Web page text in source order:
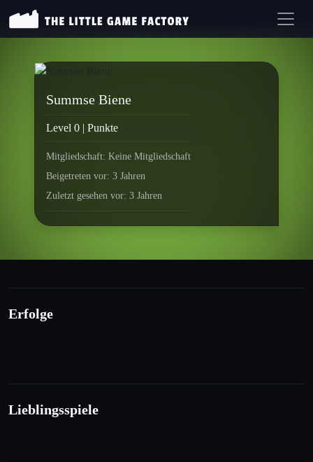
Summse Biene
Level 0 | Punkte
Mitgliedschaft: Keine Mitgliedschaft
Beigetreten vor: 3 Jahren
Zuletzt gesehen vor: 3 Jahren
Erfolge
Lieblingsspiele